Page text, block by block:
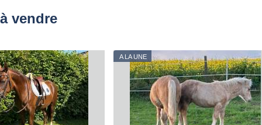
vendre
A LA UNE